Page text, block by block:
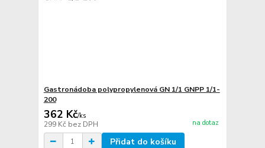
Gastronádoba polypropylenová GN 1/1 GNPP 1/1-
200
362 Kč/ks
299 Kč bez DPH na dotaz
Přidat do košíku